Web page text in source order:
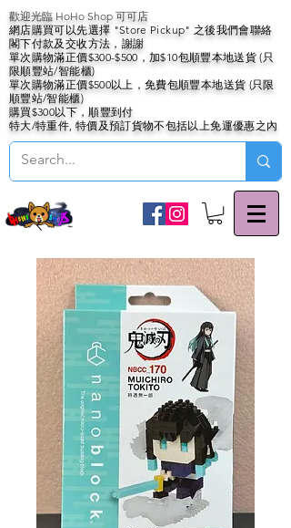
歡迎光臨 HoHo Shop 可可店
網店購買可以先選擇 "Store Pickup" 之後我們會聯絡
閣下付款及交收方法，謝謝
單次購物滿正價$300-$500，加$10包順豐本地送貨 (只
限順豐站/智能櫃)
單次購物滿正價$500以上，免費包順豐本地送貨 (只限
順豐站/智能櫃)
購買$300以下，順豐到付
特大/特重件, 特價及預訂貨物不包括以上免運優惠之內